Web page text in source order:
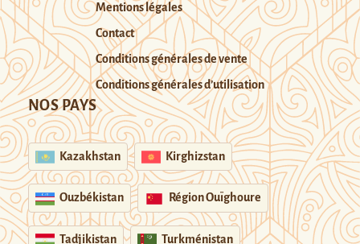
Mentions légales
Contact
Conditions générales de vente
Conditions générales d’utilisation
NOS PAYS
Kazakhstan Kirghizstan
Ouzbékistan Région Ouïghoure
Tadjikistan Turkménistan